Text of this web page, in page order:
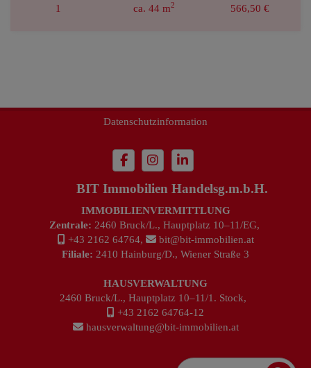
1 ca. 44 m2 566,50 €
Datenschutzinformation
BIT Immobilien Handelsg.m.b.H.
IMMOBILIENVERMITTLUNG
Zentrale: 2460 Bruck/L., Hauptplatz 10–11/EG,
+43 2162 64764,
bit@bit-immobilien.at
Filiale: 2410 Hainburg/D., Wiener Straße 3
HAUSVERWALTUNG
2460 Bruck/L., Hauptplatz 10–11/1. Stock,
+43 2162 64764-12
hausverwaltung@bit-immobilien.at